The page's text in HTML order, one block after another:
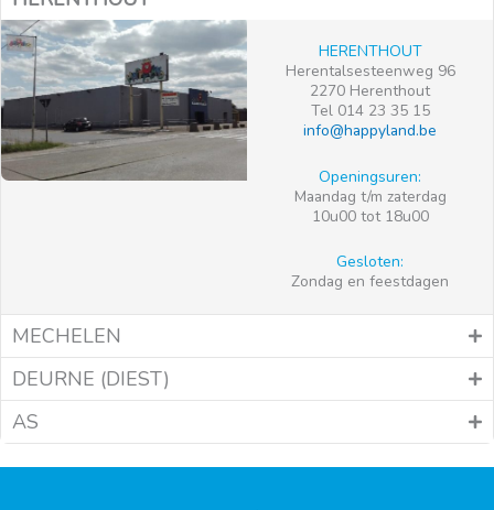
HERENTHOUT
Herentalsesteenweg 96
2270 Herenthout
Tel 014 23 35 15
info@happyland.be
Openingsuren:
Maandag t/m zaterdag
10u00 tot 18u00
Gesloten:
Zondag en feestdagen
MECHELEN
DEURNE (DIEST)
AS